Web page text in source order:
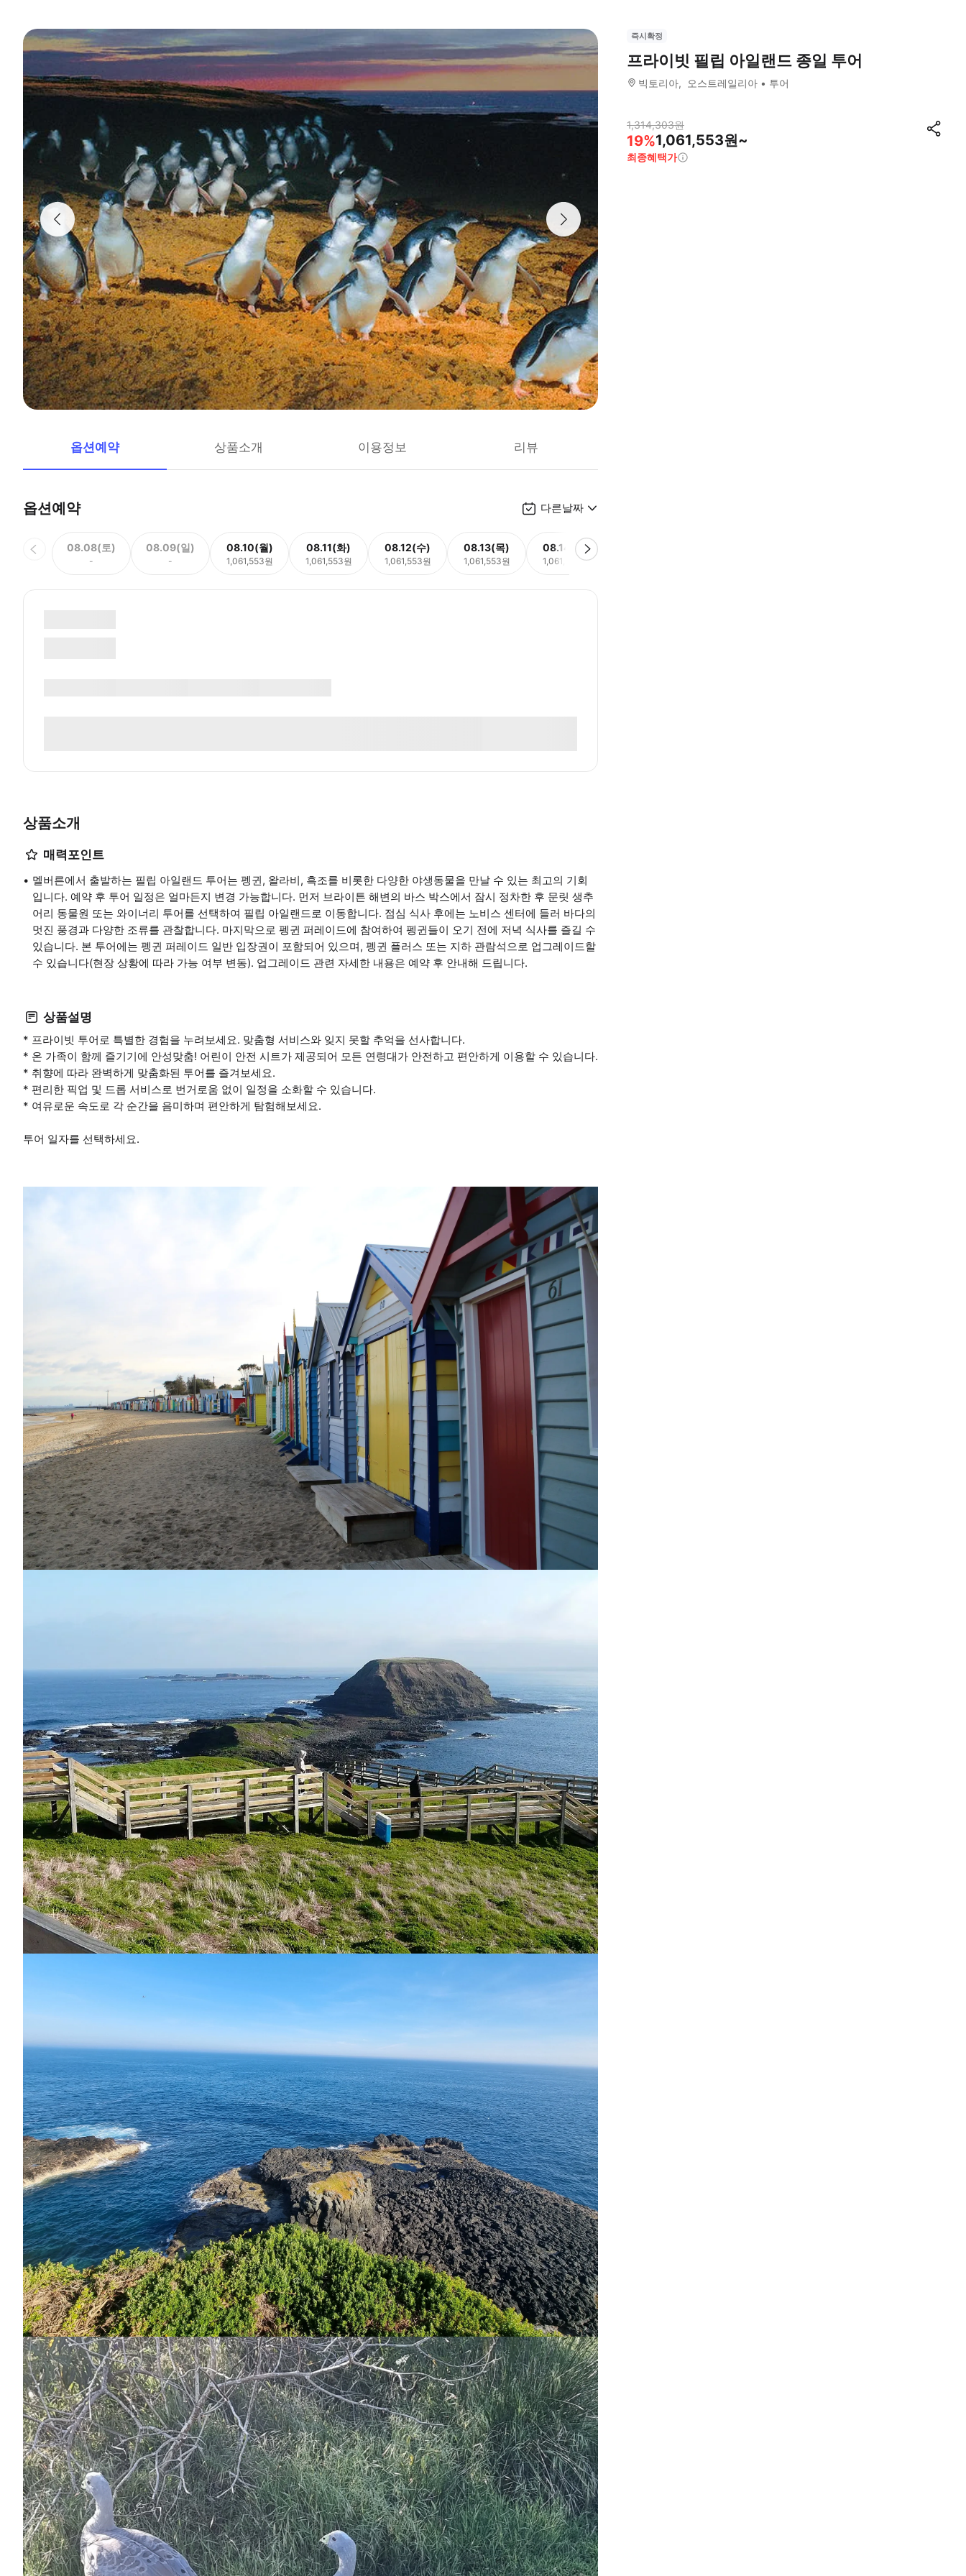
옵션예약 상품소개 이용정보 리뷰
옵션예약 다른날짜
08.08(토)
-
08.09(일)
-
08.10(월)
1,061,553원
08.11(화)
1,061,553원
08.12(수)
1,061,553원
08.13(목)
1,061,553원
08.14(금)
1,061,553원
상품소개
매력포인트
멜버른에서 출발하는 필립 아일랜드 투어는 펭귄, 왈라비, 흑조를 비롯한 다양한 야생동물을 만날 수 있는 최고의 기회
입니다. 예약 후 투어 일정은 얼마든지 변경 가능합니다. 먼저 브라이튼 해변의 바스 박스에서 잠시 정차한 후 문릿 생추
어리 동물원 또는 와이너리 투어를 선택하여 필립 아일랜드로 이동합니다. 점심 식사 후에는 노비스 센터에 들러 바다의
멋진 풍경과 다양한 조류를 관찰합니다. 마지막으로 펭귄 퍼레이드에 참여하여 펭귄들이 오기 전에 저녁 식사를 즐길 수
있습니다. 본 투어에는 펭귄 퍼레이드 일반 입장권이 포함되어 있으며, 펭귄 플러스 또는 지하 관람석으로 업그레이드할
수 있습니다(현장 상황에 따라 가능 여부 변동). 업그레이드 관련 자세한 내용은 예약 후 안내해 드립니다.
상품설명
* 프라이빗 투어로 특별한 경험을 누려보세요. 맞춤형 서비스와 잊지 못할 추억을 선사합니다.
* 온 가족이 함께 즐기기에 안성맞춤! 어린이 안전 시트가 제공되어 모든 연령대가 안전하고 편안하게 이용할 수 있습니다.
* 취향에 따라 완벽하게 맞춤화된 투어를 즐겨보세요.
* 편리한 픽업 및 드롭 서비스로 번거로움 없이 일정을 소화할 수 있습니다.
* 여유로운 속도로 각 순간을 음미하며 편안하게 탐험해보세요.
투어 일자를 선택하세요.
즉시확정
프라이빗 필립 아일랜드 종일 투어
빅토리아 오스트레일리아 투어
1,314,303원
19%1,061,553원~
최종혜택가